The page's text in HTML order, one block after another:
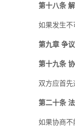
第十八条
如果发生不
第九章 争
第十九条
双方应首先
第二十条
如果协商不